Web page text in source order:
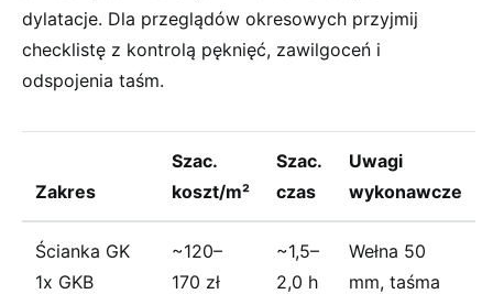
dylatacje. Dla przeglądów okresowych przyjmij
checklistę z kontrolą pęknięć, zawilgoceń i
odspojenia taśm.
Zakres
Szac.
koszt/m²
Szac.
czas
Uwagi
wykonawcze
Ścianka GK
1x GKB
~120–
170 zł
~1,5–
2,0 h
Wełna 50
mm, taśma